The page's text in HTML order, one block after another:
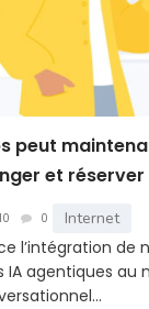
peut
et réserver
0 Internet
l’intégration de
agentiques au